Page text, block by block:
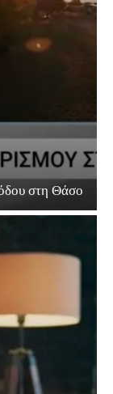
στη Θάσο